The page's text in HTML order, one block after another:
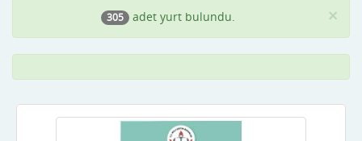
Burdur
Kız Pansiyonları ×
305 adet yurt bulundu.